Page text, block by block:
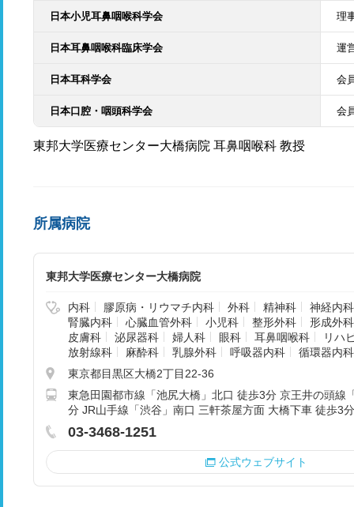
日本小児耳鼻咽喉科学会 理
日本耳鼻咽喉科臨床学会 運
日本耳科学会 会
日本口腔・咽頭科学会 会
東邦大学医療センター大橋病院 耳鼻咽喉科 教授
所属病院
東邦大学医療センター大橋病院
内科 膠原病・リウマチ内科 外科 精神科
神経内科
腎臓内科
心臓血管外科 小児科 整形外科
形成外科
皮膚科
泌尿器科 婦人科 眼科 耳鼻咽喉科
リハ
放射線科
麻酔科 乳腺外科 呼吸器内科
循環器内科
東京都目黒区大橋2丁目22-36
東急田園都市線「池尻大橋」北口 徒歩3分 京王井の頭線
分 JR山手線「渋谷」南口 三軒茶屋方面 大橋下車 徒歩3
03-3468-1251
公式ウェブサイト